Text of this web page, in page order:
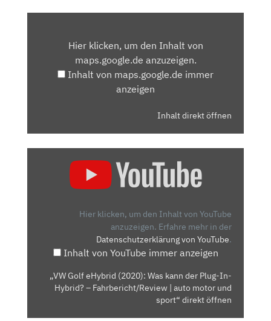
MAPS.GOOGLE.DEHier klicken, um den Inhalt von
maps.google.de anzuzeigen.
Inhalt von maps.google.de immer
anzeigen
Inhalt direkt öffnen
PLUG-
HYBRID?
Hier klicken, um den Inhalt von YouTube
anzuzeigen. Erfahre mehr in der
Datenschutzerklärung von YouTube.
Inhalt von YouTube immer anzeigen
„VW Golf eHybrid (2020): Was kann der Plug-In-
Hybrid? – Fahrbericht/Review | auto motor und
sport“ direkt öffnen